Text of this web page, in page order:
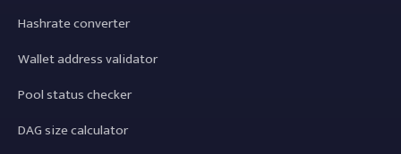
Hashrate converter
Wallet address validator
Pool status checker
DAG size calculator